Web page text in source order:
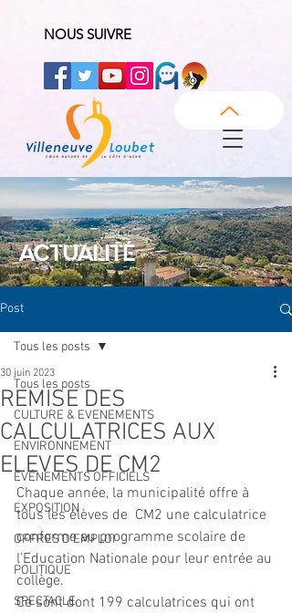
NOUS SUIVRE
ACTUALITÉ
Post
Tous les posts
CULTURE & EVENEMENTS
ENVIRONNEMENT
ÉVÉNEMENTS OFFICIELS
EXPOSITION
OFFRES D'EMPLOI
POLITIQUE
SPECTACLE
Tous les posts
REMISE DES
CALCULATRICES AUX
ELEVES DE CM2
30 juin 2023
Chaque année, la municipalité offre à
tous les élèves de  CM2 une calculatrice
conforme au programme scolaire de
l’Education Nationale pour leur entrée au
collège.
Ce sont dont 199 calculatrices qui ont